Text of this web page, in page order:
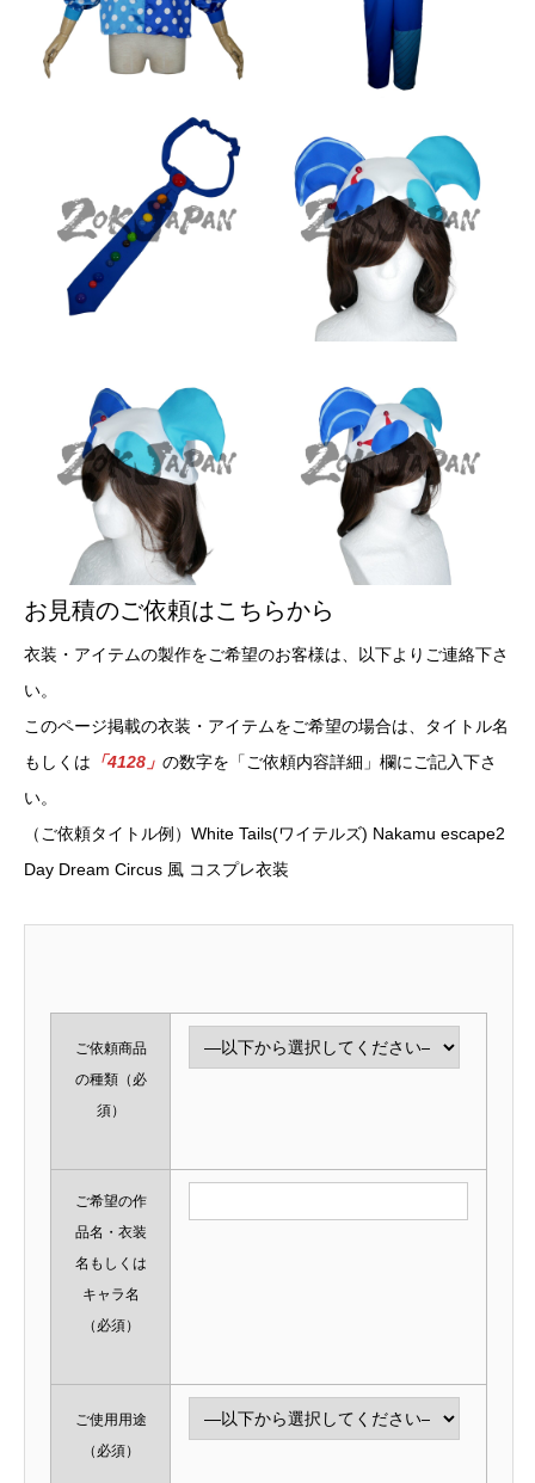
お見積のご依頼はこちらから
衣装・アイテムの製作をご希望のお客様は、以下よりご連絡下さ
い。
このページ掲載の衣装・アイテムをご希望の場合は、タイトル名
もしくは 「4128」 の数字を「ご依頼内容詳細」欄にご記入下さ
い。
（ご依頼タイトル例）White Tails(ワイテルズ) Nakamu escape2
Day Dream Circus 風 コスプレ衣装
ご依頼商品
の種類（必
須）
ご希望の作
品名・衣装
名もしくは
キャラ名
（必須）
ご使用用途
（必須）